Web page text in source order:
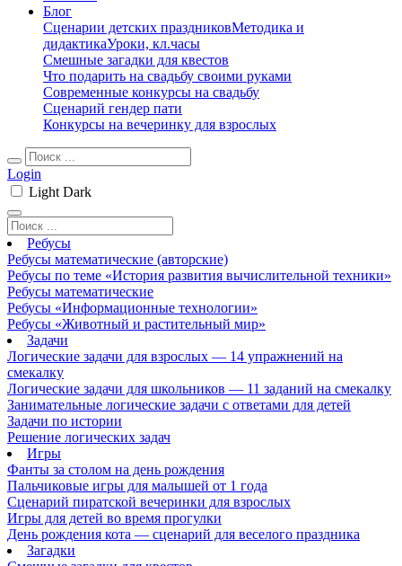
Блог
Сценарии детских праздниковМетодика и
дидактикаУроки, кл.часы
Смешные загадки для квестов
Что подарить на свадьбу своими руками
Современные конкурсы на свадьбу
Сценарий гендер пати
Конкурсы на вечеринку для взрослых
Login
Light Dark
Ребусы
Ребусы математические (авторские)
Ребусы по теме «История развития вычислительной техники»
Ребусы математические
Ребусы «Информационные технологии»
Ребусы «Животный и растительный мир»
Задачи
Логические задачи для взрослых — 14 упражнений на
смекалку
Логические задачи для школьников — 11 заданий на смекалку
Занимательные логические задачи с ответами для детей
Задачи по истории
Решение логических задач
Игры
Фанты за столом на день рождения
Пальчиковые игры для малышей от 1 года
Сценарий пиратской вечеринки для взрослых
Игры для детей во время прогулки
День рождения кота — сценарий для веселого праздника
Загадки